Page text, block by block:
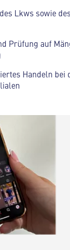
Lkws sowie
Prüfung auf
Handeln bei